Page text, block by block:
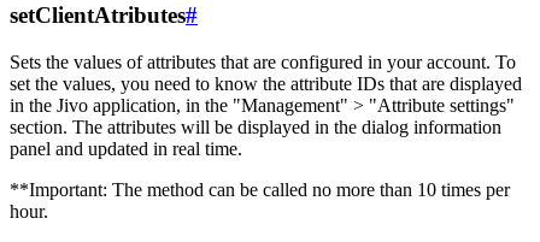
setClientAtributes#
Sets the values ​​of attributes that are configured in your account. To
set the values, you need to know the attribute IDs that are displayed
in the Jivo application, in the "Management" > "Attribute settings"
section. The attributes will be displayed in the dialog information
panel and updated in real time.
**Important: The method can be called no more than 10 times per
hour.